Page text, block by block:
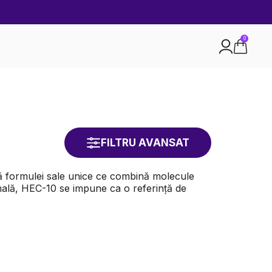
0
FILTRU AVANSAT
sale unice ce combină molecule
HEC-10 se impune ca o referință de